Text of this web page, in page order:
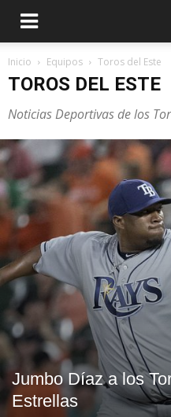
Inicio Equipos Toros del Este
TOROS DEL ESTE
Noticias Deportivas de los
Jumbo Díaz a los
Estrellas